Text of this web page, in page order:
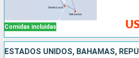
Comidas incluidas